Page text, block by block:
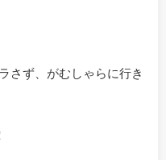
さず、がむしゃらに行き